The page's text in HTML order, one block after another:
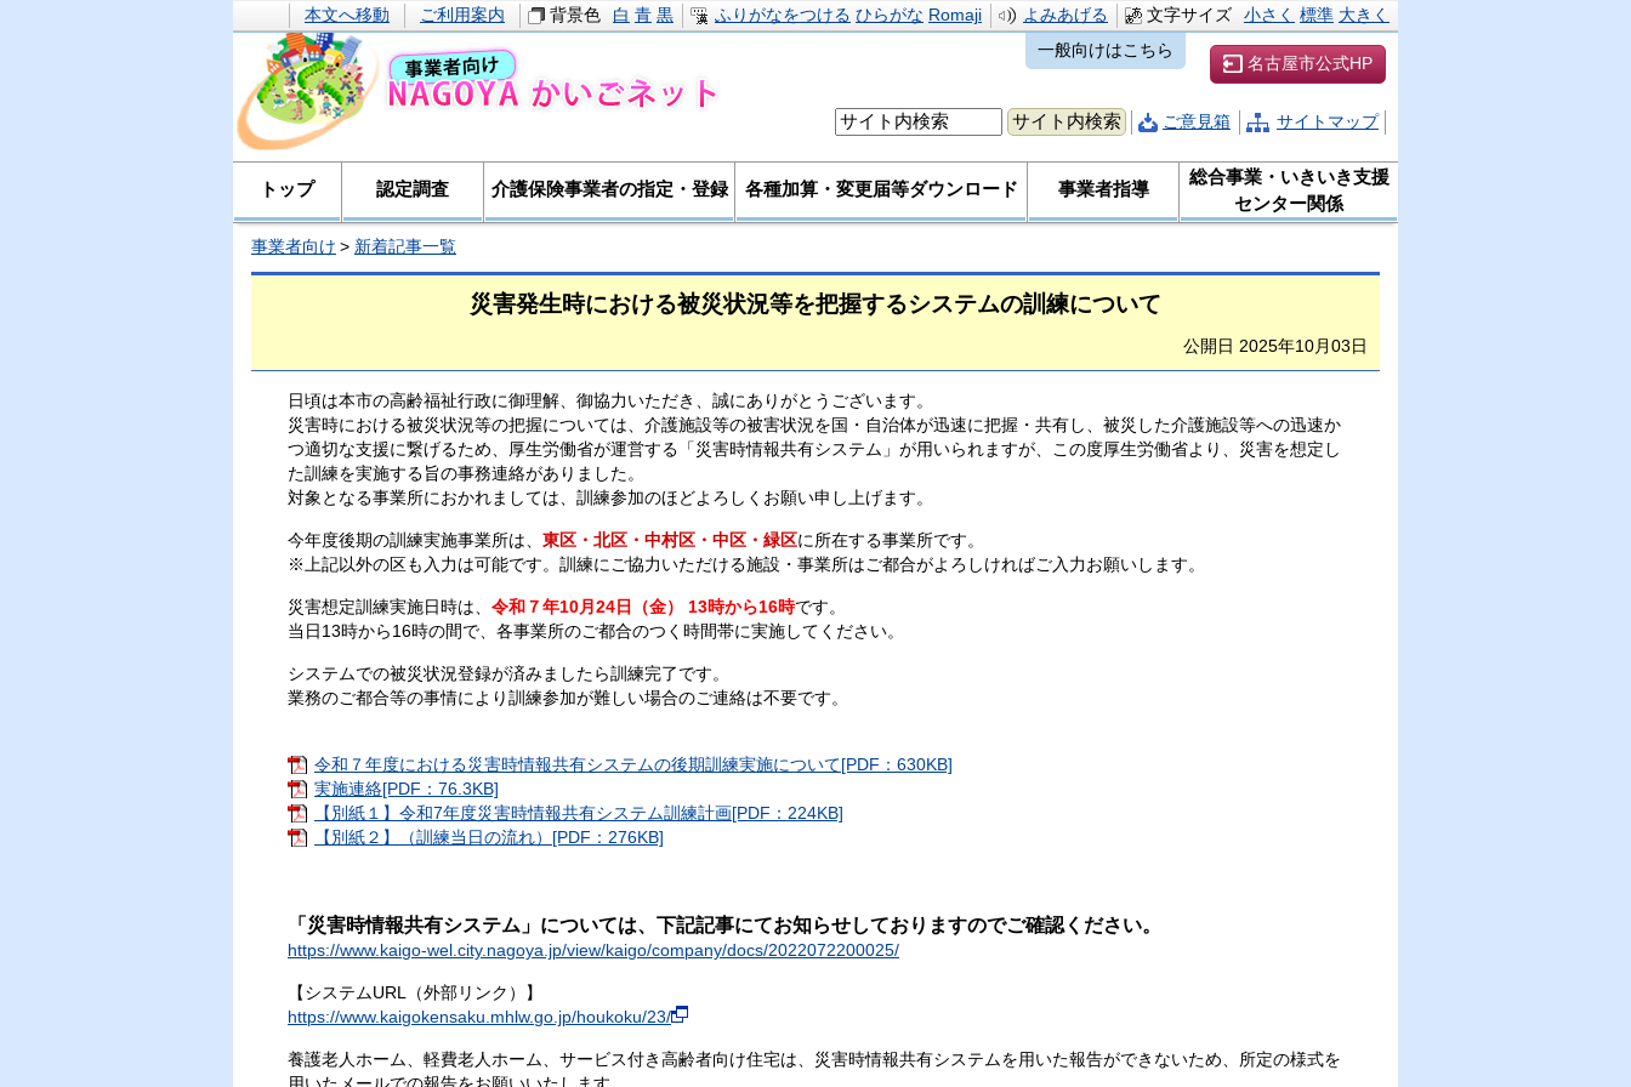
本文へ移動 ご利用案内 背景色 白 青 黒 ふりがなをつける ひらがな Romaji よみあげる 文字サイズ 小さく 標準 大きく
名古屋市公式HP
一般向けはこちら
ご意見箱 サイトマップ
トップ 認定調査 介護保険事業者の指定・登録 各種加算・変更届等ダウンロード 事業者指導
総合事業・いきいき支援
センター関係
事業者向け 新着記事一覧
災害発生時における被災状況等を把握するシステムの訓練について
公開日 2025年10月03日
日頃は本市の高齢福祉行政に御理解、御協力いただき、誠にありがとうございます。
災害時における被災状況等の把握については、介護施設等の被害状況を国・自治体が迅速に把握・共有し、被災した介護施設等への迅速か
つ適切な支援に繋げるため、厚生労働省が運営する「災害時情報共有システム」が用いられますが、この度厚生労働省より、災害を想定し
た訓練を実施する旨の事務連絡がありました。
対象となる事業所におかれましては、訓練参加のほどよろしくお願い申し上げます。
今年度後期の訓練実施事業所は、 東区・北区・中村区・中区・緑区に所在する事業所です。
※上記以外の区も入力は可能です。訓練にご協力いただける施設・事業所はご都合がよろしければご入力お願いします。
災害想定訓練実施日時は、 令和７年10月24日（金） 13時から16時です。
当日13時から16時の間で、各事業所のご都合のつく時間帯に実施してください。
システムでの被災状況登録が済みましたら訓練完了です。
業務のご都合等の事情により訓練参加が難しい場合のご連絡は不要です。
令和７年度における災害時情報共有システムの後期訓練実施について[PDF：630KB]
実施連絡[PDF：76.3KB]
【別紙１】令和7年度災害時情報共有システム訓練計画[PDF：224KB]
【別紙２】（訓練当日の流れ）[PDF：276KB]
「災害時情報共有システム」については、下記記事にてお知らせしておりますのでご確認ください。
https://www.kaigo-wel.city.nagoya.jp/view/kaigo/company/docs/2022072200025/
【システムURL（外部リンク）】
https://www.kaigokensaku.mhlw.go.jp/houkoku/23/
養護老人ホーム、軽費老人ホーム、サービス付き高齢者向け住宅は、災害時情報共有システムを用いた報告ができないため、所定の様式を